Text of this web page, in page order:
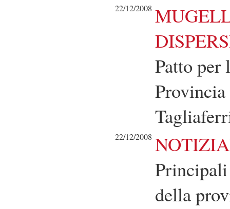
22/12/2008
Patto per
22/12/2008
della